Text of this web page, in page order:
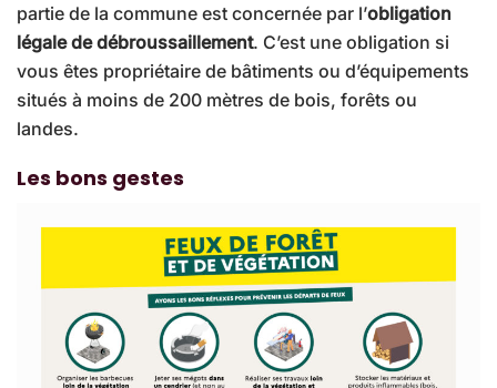
partie de la commune est concernée par l’obligation
légale de débroussaillement. C’est une obligation si
vous êtes propriétaire de bâtiments ou d’équipements
situés à moins de 200 mètres de bois, forêts ou
landes.
Les bons gestes